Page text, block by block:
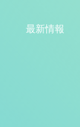
最新情報